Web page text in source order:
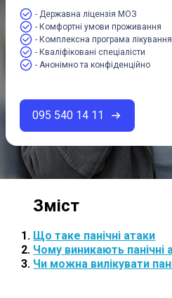
- Державна ліцензія МОЗ
- Комфортні умови проживання
- Комплексна програма лікування
- Кваліфіковані спеціалісти
- Анонімно та конфіденційно
095 540 14 11
Що таке панічні атаки
Чому виникають панічні
Чи можна вилікувати